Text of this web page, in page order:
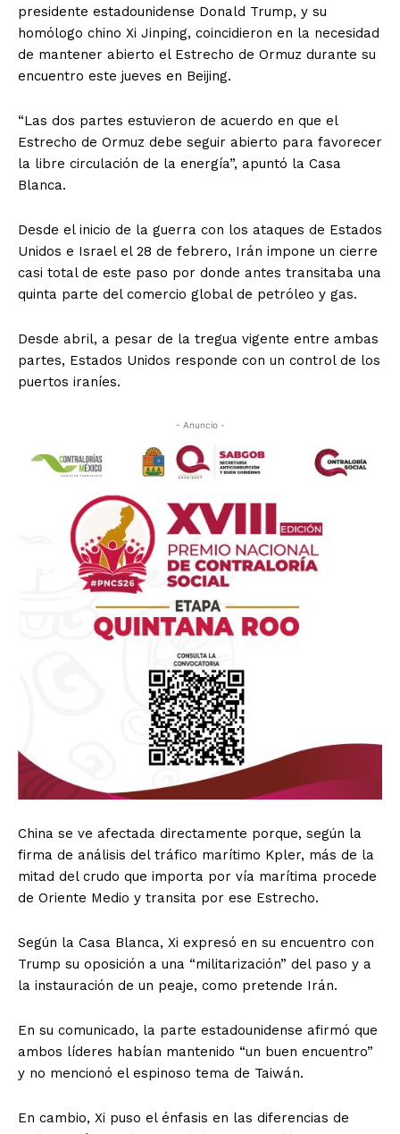
presidente estadounidense Donald Trump, y su
homólogo chino Xi Jinping, coincidieron en la necesidad
de mantener abierto el Estrecho de Ormuz durante su
encuentro este jueves en Beijing.
“Las dos partes estuvieron de acuerdo en que el
Estrecho de Ormuz debe seguir abierto para favorecer
la libre circulación de la energía”, apuntó la Casa
Blanca.
Desde el inicio de la guerra con los ataques de Estados
Unidos e Israel el 28 de febrero, Irán impone un cierre
casi total de este paso por donde antes transitaba una
quinta parte del comercio global de petróleo y gas.
Desde abril, a pesar de la tregua vigente entre ambas
partes, Estados Unidos responde con un control de los
puertos iraníes.
- Anuncio -
China se ve afectada directamente porque, según la
firma de análisis del tráfico marítimo Kpler, más de la
mitad del crudo que importa por vía marítima procede
de Oriente Medio y transita por ese Estrecho.
Según la Casa Blanca, Xi expresó en su encuentro con
Trump su oposición a una “militarización” del paso y a
la instauración de un peaje, como pretende Irán.
En su comunicado, la parte estadounidense afirmó que
ambos líderes habían mantenido “un buen encuentro”
y no mencionó el espinoso tema de Taiwán.
En cambio, Xi puso el énfasis en las diferencias de